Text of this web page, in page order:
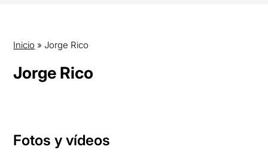
Inicio » Jorge Rico
Jorge Rico
Fotos y vídeos